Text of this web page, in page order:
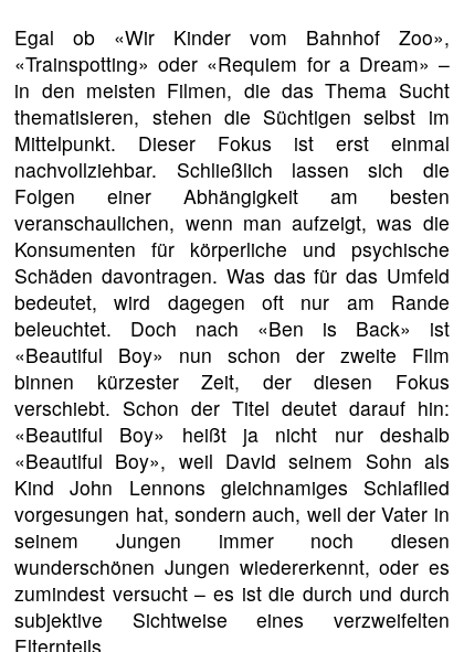
Egal ob «Wir Kinder vom Bahnhof Zoo»,
«Trainspotting» oder «Requiem for a Dream» –
in den meisten Filmen, die das Thema Sucht
thematisieren, stehen die Süchtigen selbst im
Mittelpunkt. Dieser Fokus ist erst einmal
nachvollziehbar. Schließlich lassen sich die
Folgen einer Abhängigkeit am besten
veranschaulichen, wenn man aufzeigt, was die
Konsumenten für körperliche und psychische
Schäden davontragen. Was das für das Umfeld
bedeutet, wird dagegen oft nur am Rande
beleuchtet. Doch nach «Ben is Back» ist
«Beautiful Boy» nun schon der zweite Film
binnen kürzester Zeit, der diesen Fokus
verschiebt. Schon der Titel deutet darauf hin:
«Beautiful Boy» heißt ja nicht nur deshalb
«Beautiful Boy», weil David seinem Sohn als
Kind John Lennons gleichnamiges Schlaflied
vorgesungen hat, sondern auch, weil der Vater in
seinem Jungen immer noch diesen
wunderschönen Jungen wiedererkennt, oder es
zumindest versucht – es ist die durch und durch
subjektive Sichtweise eines verzweifelten
Elternteils.